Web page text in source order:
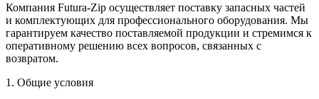
Компания Futura-Zip осуществляет поставку запасных частей
и комплектующих для профессионального оборудования. Мы
гарантируем качество поставляемой продукции и стремимся к
оперативному решению всех вопросов, связанных с
возвратом.
1. Общие условия